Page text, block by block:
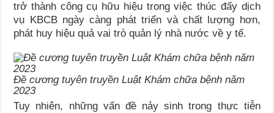
trở thành công cụ hữu hiệu trong việc thúc đẩy dịch
vụ KBCB ngày càng phát triển và chất lượng hơn,
phát huy hiệu quả vai trò quản lý nhà nước về y tế.
Đề cương tuyên truyền Luật Khám chữa bệnh năm
2023
Tuy nhiên, những vấn đề nảy sinh trong thực tiễn